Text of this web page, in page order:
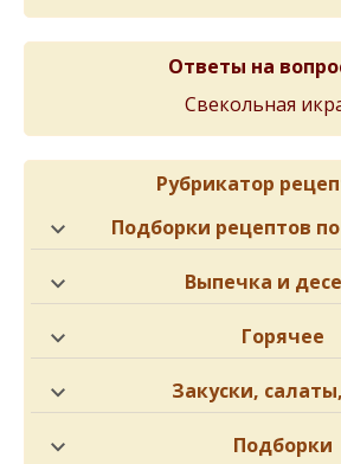
Ответы на
Свекольная
Рубрикатор
Подборки рецептов
Выпечка и
Горячее
Закуски,
Подборки